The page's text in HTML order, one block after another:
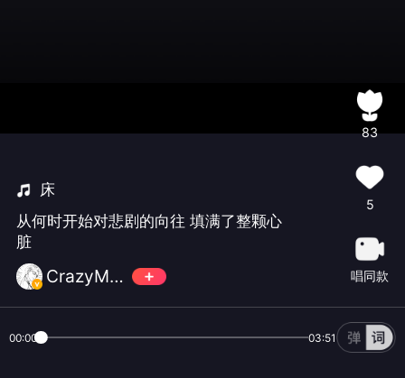
床
从何时开始对悲剧的向往 填满了整颗心
脏
CrazyMo救世界
83
5
唱同款
00:00 03:51